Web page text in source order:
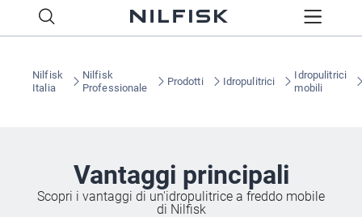
Nilfisk
Italia
Nilfisk
Professionale
Prodotti Idropulitrici
Idropulitrici
mobili
Vantaggi principali
Scopri i vantaggi di un'idropulitrice a freddo mobile
di Nilfisk